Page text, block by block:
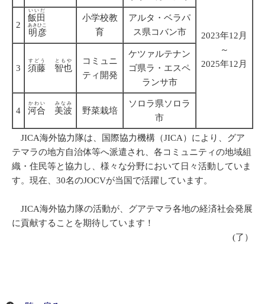
2023年12月
～
2025年12月
2
飯田
いいだ
明彦
あきひこ
小学校教
育
アルタ・ベラパ
ス県コバン市
3 須藤
すどう
智也
ともや
コミュニ
ティ開発
ケツァルテナン
ゴ県ラ・エスペ
ランサ市
4 河合
かわい
美波
みなみ
野菜栽培
ソロラ県ソロラ
市
JICA海外協力隊は、国際協力機構（JICA）により、グア
テマラの地方自治体等へ派遣され、各コミュニティの地域組
織・住民等と協力し、様々な分野において日々活動していま
す。現在、30名のJOCVが当国で活躍しています。
JICA海外協力隊の活動が、グアテマラ各地の経済社会発展
に貢献することを期待しています！
(了）